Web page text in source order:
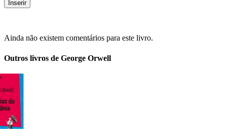
Ainda não existem comentários para este livro.
Outros livros de George Orwell